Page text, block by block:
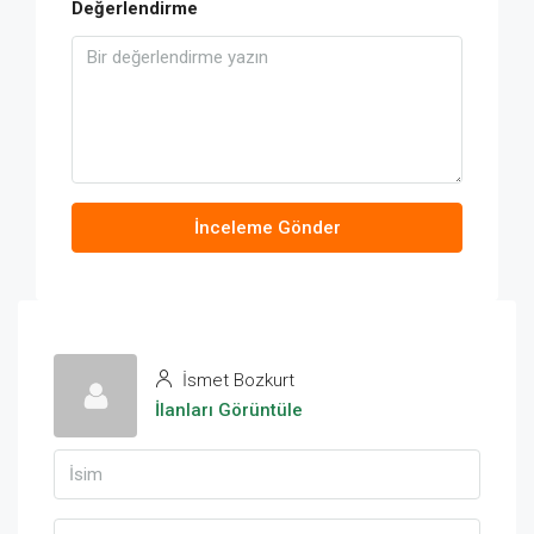
Değerlendirme
İnceleme Gönder
İsmet Bozkurt
İlanları Görüntüle